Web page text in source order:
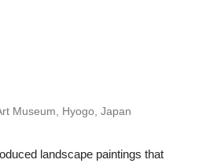
Museum, Hyogo, Japan
landscape paintings that